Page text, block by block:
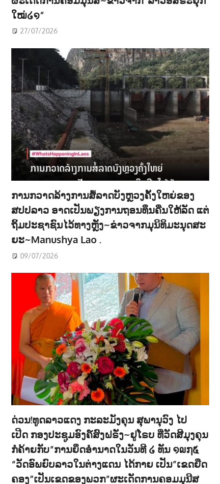
ໃໝ່໒໑”
27/07/2026
ການກວາດລ້າງການສໍ້ລາດບັງຫຼວງຄັ້ງໃຫຍ່ຂອງ
ສປປລາວ ອາດເປັນພຽງການຖອນທຶນຄືນໃຫ້ລັດ ແຕ່
ຖິ້ມປະຊາຊົນໄວ້ທາງຫຼັງ~ຂ່າວຈາກມຸນິທິມະນຸດສະ
ຍະ~Manushya Lao .
09/07/2026
ດ່ວນ!ທູດລາວແດງ ກະລະມັງຄຸນ ສຸພານຸວົງ ໄປ
ເປີດ ກອງປະຊູມອົງຄ໌ສົງຝຣັ່ງ~ຢູໂຣບ ທີ່ວັດສີມຸງຄຸນ
ກໍຄ້າຍກັບ”ການຍຶດອຳນາດໃນວັນທີ ໒ ທັນ ໑໙໗໕
“ວັດອົພຍົບລາວໃນຕ່າງແດນ ໄດ້ກາຍ ເປັນ”ເຂດຍືດ
ຄອງ”ເປັນເຂດຂອງພວກ”ຜະເດັດການຄອມມຸນີສ